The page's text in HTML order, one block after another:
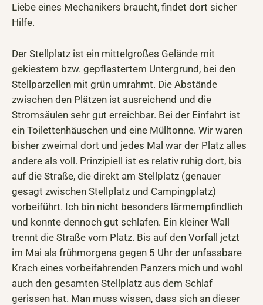
Liebe eines Mechanikers braucht, findet dort sicher
Hilfe.
Der Stellplatz ist ein mittelgroßes Gelände mit
gekiestem bzw. gepflastertem Untergrund, bei den
Stellparzellen mit grün umrahmt. Die Abstände
zwischen den Plätzen ist ausreichend und die
Stromsäulen sehr gut erreichbar. Bei der Einfahrt ist
ein Toilettenhäuschen und eine Mülltonne. Wir waren
bisher zweimal dort und jedes Mal war der Platz alles
andere als voll. Prinzipiell ist es relativ ruhig dort, bis
auf die Straße, die direkt am Stellplatz (genauer
gesagt zwischen Stellplatz und Campingplatz)
vorbeiführt. Ich bin nicht besonders lärmempfindlich
und konnte dennoch gut schlafen. Ein kleiner Wall
trennt die Straße vom Platz. Bis auf den Vorfall jetzt
im Mai als frühmorgens gegen 5 Uhr der unfassbare
Krach eines vorbeifahrenden Panzers mich und wohl
auch den gesamten Stellplatz aus dem Schlaf
gerissen hat. Man muss wissen, dass sich an dieser